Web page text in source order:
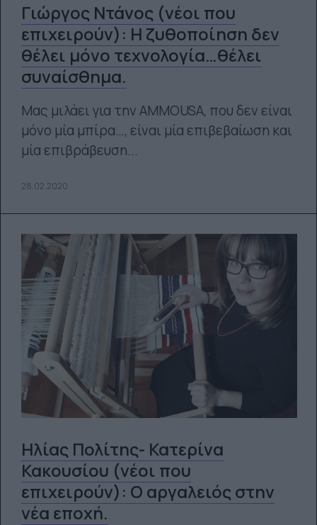
Γιώργος Ντάνος (νέοι που
επιχειρούν): H ζυθοποίηση δεν
θέλει μόνο τεχνολογία…θέλει
συναίσθημα.
Μας μιλάει για την AMMOUSA, που δεν είναι
μόνο μία μπίρα…, είναι μία επιβεβαίωση και
μία επιβράβευση...
28.02.2020
Ηλίας Πολίτης- Κατερίνα
Κακουσίου (νέοι που
επιχειρούν): Ο αργαλειός στην
νέα εποχή.